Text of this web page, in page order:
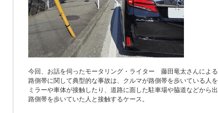
今回、お話を伺ったモータリング・ライター 藤田竜太さんによ
路側帯に関して典型的な事故は、クルマが路側帯を歩いている人
ミラーや車体が接触したり、道路に面した駐車場や脇道などから
路側帯を歩いていた人と接触するケース。